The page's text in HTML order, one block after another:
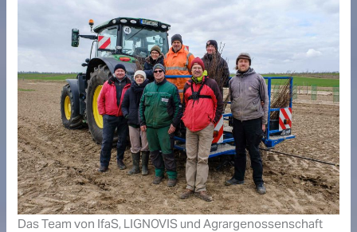
Das Team von IfaS, LIGNOVIS und Agrargenossenschaft